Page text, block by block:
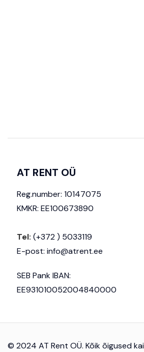
AT RENT OÜ
Reg.number: 10147075
KMKR: EE100673890
Tel: (+372 ) 5033119
E-post: info@atrent.ee
SEB Pank IBAN:
EE931010052004840000
© 2024 AT Rent OÜ. Kõik õigused